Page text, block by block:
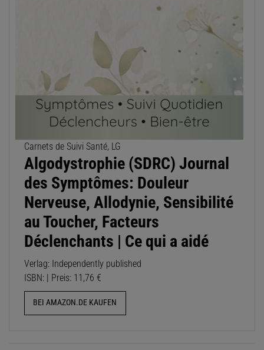
Carnets de Suivi Santé, LG
Algodystrophie (SDRC) Journal
des Symptômes: Douleur
Nerveuse, Allodynie, Sensibilité
au Toucher, Facteurs
Déclenchants | Ce qui a aidé
Verlag: Independently published
ISBN: | Preis: 11,76 €
BEI AMAZON.DE KAUFEN